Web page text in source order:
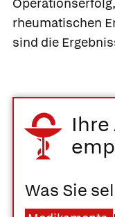
rheumatischen
sind die
Ihre
Was Sie